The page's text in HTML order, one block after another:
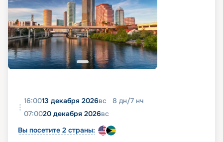
16:0013 декабря 2026вс 8 дн/7 нч
07:0020 декабря 2026вс
Вы посетите 2 страны: